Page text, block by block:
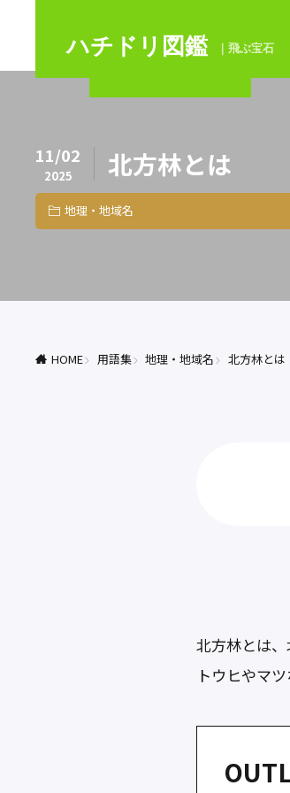
ハチドリ図鑑 ｜飛ぶ宝石
11/02
2025 北方林とは
地理・地域名
HOME 用語集 地理・地域名 北方林とは
北方林とは、
トウヒやマ